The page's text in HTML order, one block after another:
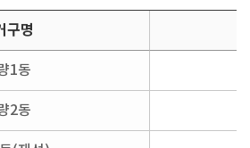
구명
1동
2동